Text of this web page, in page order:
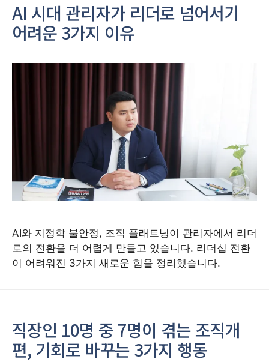
AI 시대 관리자가 리더로 넘어서기
어려운 3가지 이유
AI와 지정학 불안정, 조직 플래트닝이 관리자에서 리더
로의 전환을 더 어렵게 만들고 있습니다. 리더십 전환
이 어려워진 3가지 새로운 힘을 정리했습니다.
직장인 10명 중 7명이 겪는 조직개
편, 기회로 바꾸는 3가지 행동